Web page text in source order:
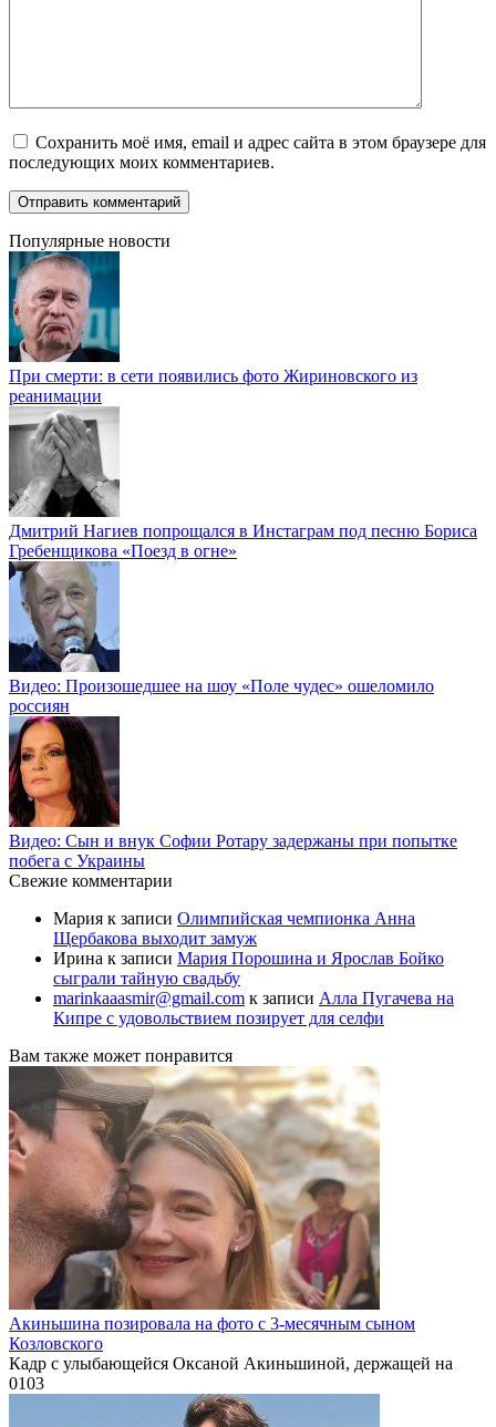
Сохранить моё имя, email и адрес сайта в этом браузере для
последующих моих комментариев.
Популярные новости
При смерти: в сети появились фото Жириновского из
реанимации
Дмитрий Нагиев попрощался в Инстаграм под песню Бориса
Гребенщикова «Поезд в огне»
Видео: Произошедшее на шоу «Поле чудес» ошеломило
россиян
Видео: Сын и внук Софии Ротару задержаны при попытке
побега с Украины
Свежие комментарии
Мария к записи Олимпийская чемпионка Анна
Щербакова выходит замуж
Ирина к записи Мария Порошина и Ярослав Бойко
сыграли тайную свадьбу
marinkaaasmir@gmail.com к записи Алла Пугачева на
Кипре с удовольствием позирует для селфи
Вам также может понравится
Акиньшина позировала на фото с 3-месячным сыном
Козловского
Кадр с улыбающейся Оксаной Акиньшиной, держащей на
0103